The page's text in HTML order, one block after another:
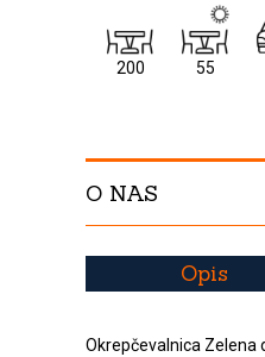
200 55
O NAS
Opis
Okrepčevalnica Zelena